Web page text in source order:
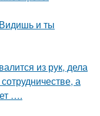
и ты
из рук, дела
а
….